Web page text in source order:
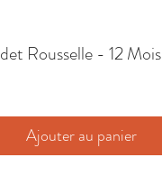
Rousselle - 12 Mois
Ajouter au panier